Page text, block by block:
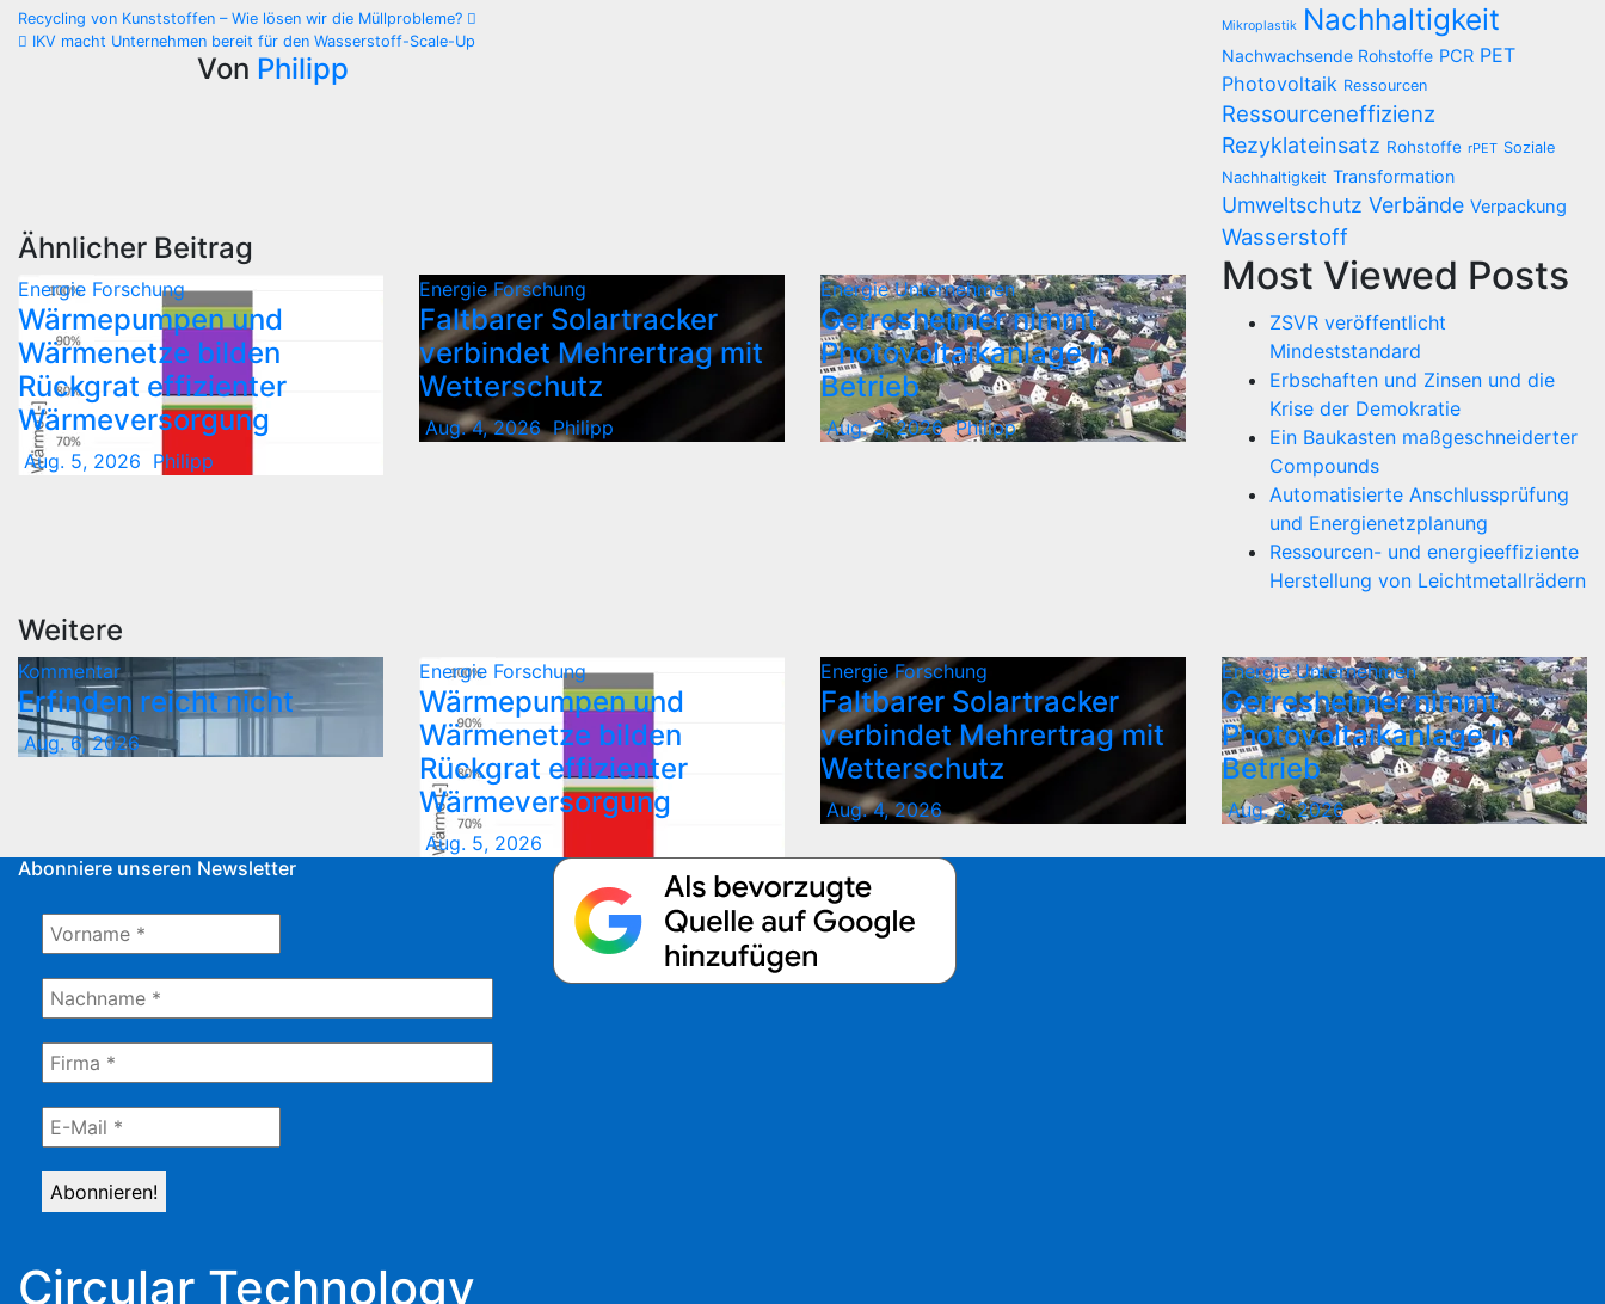
Beitragsnavigation
Recycling von Kunststoffen – Wie lösen wir die Müllprobleme?
IKV macht Unternehmen bereit für den Wasserstoff-Scale-Up
Von Philipp
Ähnlicher Beitrag
Energie Forschung
Wärmepumpen und
Wärmenetze bilden
Rückgrat effizienter
Wärmeversorgung
Aug. 5, 2026 Philipp
Energie Forschung
Faltbarer Solartracker
verbindet Mehrertrag mit
Wetterschutz
Aug. 4, 2026 Philipp
Energie Unternehmen
Gerresheimer nimmt
Photovoltaikanlage in
Betrieb
Aug. 3, 2026 Philipp
Mikroplastik Nachhaltigkeit
Nachwachsende Rohstoffe PCR PET
Photovoltaik Ressourcen
Ressourceneffizienz
Rezyklateinsatz Rohstoffe rPET Soziale
Nachhaltigkeit Transformation
Umweltschutz Verbände Verpackung
Wasserstoff
Most Viewed Posts
ZSVR veröffentlicht
Mindeststandard
Erbschaften und Zinsen und die
Krise der Demokratie
Ein Baukasten maßgeschneiderter
Compounds
Automatisierte Anschlussprüfung
und Energienetzplanung
Ressourcen- und energieeffiziente
Herstellung von Leichtmetallrädern
Weitere
Kommentar
Erfinden reicht nicht
Aug. 6, 2026
Energie Forschung
Wärmepumpen und
Wärmenetze bilden
Rückgrat effizienter
Wärmeversorgung
Aug. 5, 2026
EnergieForschung
Faltbarer Solartracker
verbindet Mehrertrag mit
Wetterschutz
Aug. 4, 2026
EnergieUnternehmen
Gerresheimer nimmt
Photovoltaikanlage in
Betrieb
Aug. 3, 2026
Abonniere unseren Newsletter
Circular Technology